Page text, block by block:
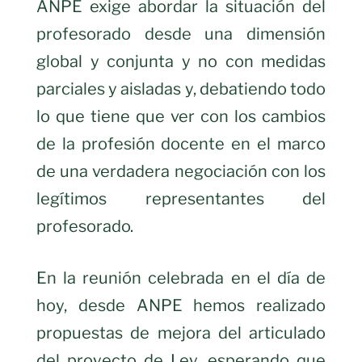
ANPE exige abordar la situación del
profesorado desde una dimensión
global y conjunta y no con medidas
parciales y aisladas y, debatiendo todo
lo que tiene que ver con los cambios
de la profesión docente en el marco
de una verdadera negociación con los
legítimos representantes del
profesorado.
En la reunión celebrada en el día de
hoy, desde ANPE hemos realizado
propuestas de mejora del articulado